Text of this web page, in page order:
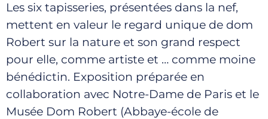
Les six tapisseries, présentées dans la nef,
mettent en valeur le regard unique de dom
Robert sur la nature et son grand respect
pour elle, comme artiste et … comme moine
bénédictin. Exposition préparée en
collaboration avec Notre-Dame de Paris et le
Musée Dom Robert (Abbaye-école de